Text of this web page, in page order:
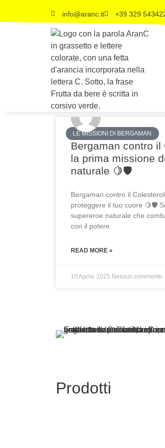
info@aranc.it +39 329
LE MISSIONI DI BERGAMAN
Bergaman contro il
la prima missione
naturale 🍋🛡
Bergaman contro il
proteggere il tuo cuore 🍋🛡
supereroe naturale che
con il potere
READ MORE »
10 Aprile 2025 Nessun commento
Prodotti